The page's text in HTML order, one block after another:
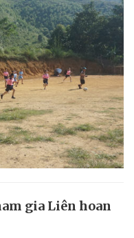
gia Liên hoan